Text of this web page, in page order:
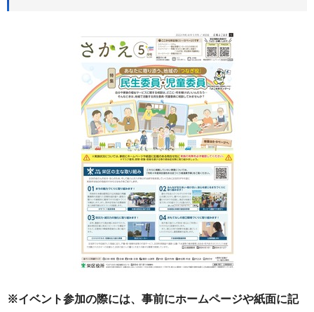
※イベント参加の際には、事前にホームページや紙面に記